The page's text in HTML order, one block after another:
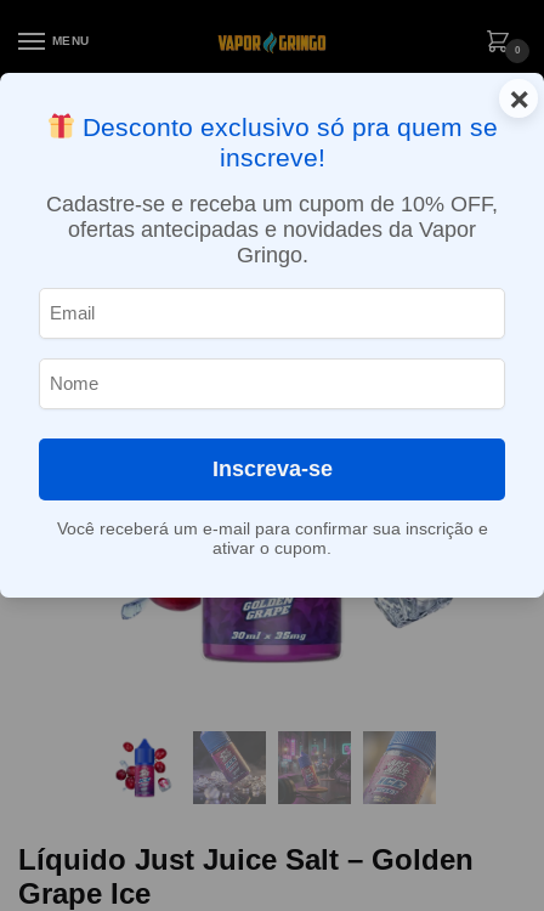
MENU
0
ENTREGA NO MESMO DIA EM SÃO PAULO (SEG A SEX): PEDIDOS
APROVADOS ATÉ 15:30 VIA MOTOBOY
Líquido Just Juice Salt – Golden
Grape Ice
×
Desconto exclusivo só pra quem se
inscreve!
Cadastre-se e receba um cupom de 10% OFF,
ofertas antecipadas e novidades da Vapor
Gringo.
Inscreva-se
Você receberá um e-mail para confirmar sua inscrição e
ativar o cupom.